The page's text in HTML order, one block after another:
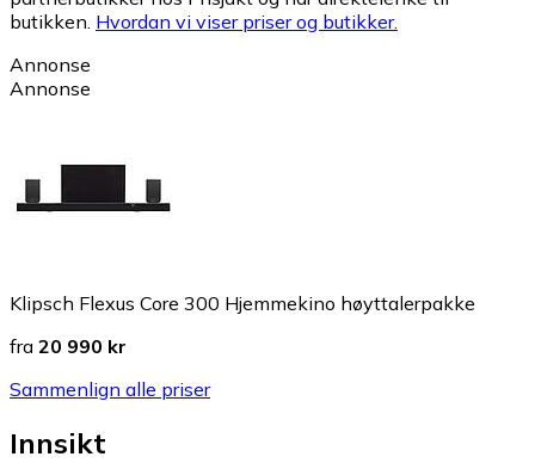
butikken. Hvordan vi viser priser og butikker.
Annonse
Annonse
Klipsch Flexus Core 300 Hjemmekino høyttalerpakke
fra 20 990 kr
Sammenlign alle priser
Innsikt